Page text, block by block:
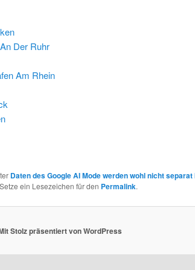
Der Ruhr
Am Rhein
Daten des Google AI Mode werden wohl nicht
ein Lesezeichen für den Permalink.
Stolz präsentiert von WordPress